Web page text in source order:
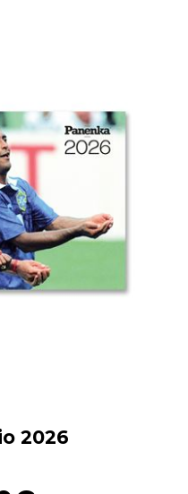
2026